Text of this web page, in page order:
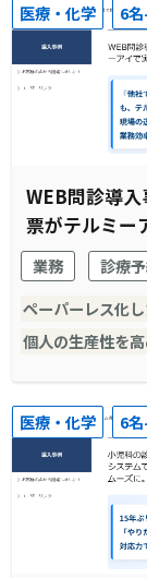
医療・化学 6
WEB問診導
票がテルミー
創出に成功
業務
診療
ペーパーレス化
個人の生産性を
医療・化学 6